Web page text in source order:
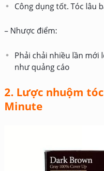
Công dụng tốt. Tóc lâu
– Nhược điểm:
Phải chải nhiều lần mới
như quảng cáo
2. Lược nhuộm
Minute